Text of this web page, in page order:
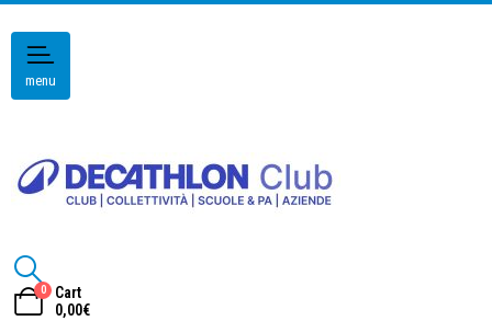
menu
0
Cart
0,00€